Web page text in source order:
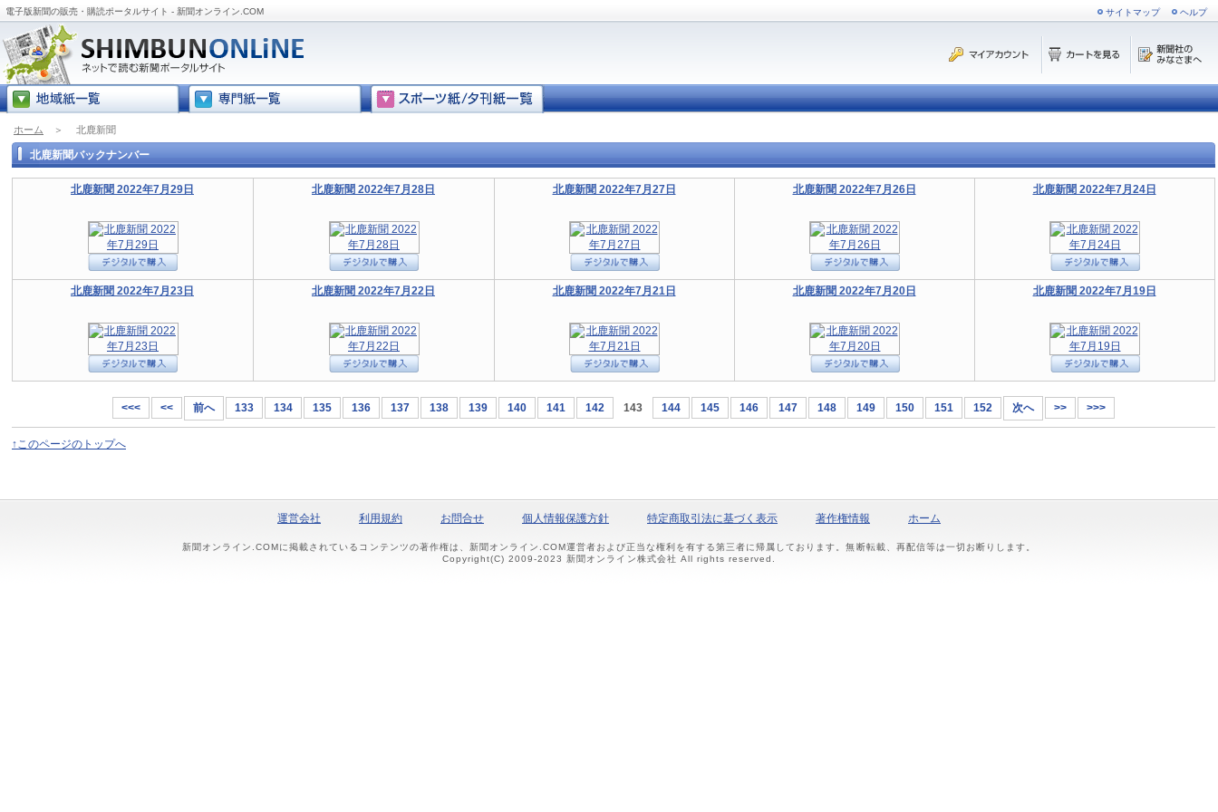
電子版新聞の販売・購読ポータルサイト - 新聞オンライン.COM サイトマップ ヘルプ
ホーム ＞ 北鹿新聞
北鹿新聞バックナンバー
北鹿新聞 2022年7月29日 北鹿新聞 2022年7月28日 北鹿新聞 2022年7月27日 北鹿新聞 2022年7月26日 北鹿新聞 2022年7月24日
北鹿新聞 2022年7月23日 北鹿新聞 2022年7月22日 北鹿新聞 2022年7月21日 北鹿新聞 2022年7月20日 北鹿新聞 2022年7月19日
<<< << 前へ 133 134 135 136 137 138 139 140 141 142 143 144 145 146 147 148 149 150 151 152 次へ >> >>>
↑このページのトップへ
運営会社 利用規約 お問合せ 個人情報保護方針 特定商取引法に基づく表示 著作権情報 ホーム
新聞オンライン.COMに掲載されているコンテンツの著作権は、新聞オンライン.COM運営者および正当な権利を有する第三者に帰属しております。無断転載、再配信等は一切お断りします。
Copyright(C) 2009-2023 新聞オンライン株式会社 All rights reserved.